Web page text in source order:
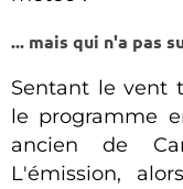
... mais qui n'a pas
Sentant le vent
le programme
ancien de
L'émission,